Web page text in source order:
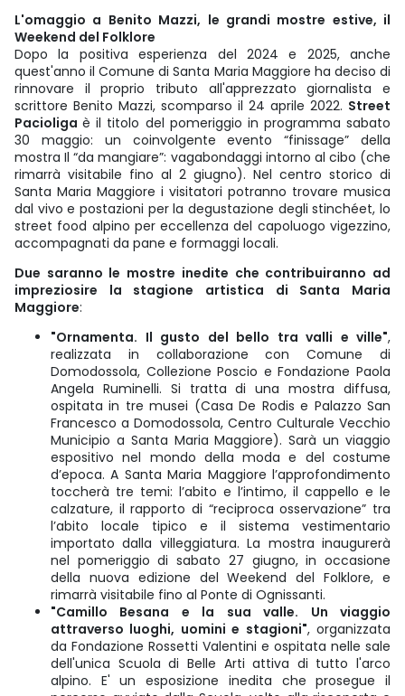
L'omaggio a Benito Mazzi, le grandi mostre estive, il
Weekend del Folklore
Dopo la positiva esperienza del 2024 e 2025, anche
quest'anno il Comune di Santa Maria Maggiore ha deciso di
rinnovare il proprio tributo all'apprezzato giornalista e
scrittore Benito Mazzi, scomparso il 24 aprile 2022. Street
Pacioligaè il titolo del pomeriggio in programma sabato
30 maggio: un coinvolgente evento “finissage” della
mostra Il “da mangiare”: vagabondaggi intorno al cibo (che
rimarrà visitabile fino al 2 giugno). Nel centro storico di
Santa Maria Maggiore i visitatori potranno trovare musica
dal vivo e postazioni per la degustazione degli stinchéet, lo
street food alpino per eccellenza del capoluogo vigezzino,
accompagnati da pane e formaggi locali.
Due saranno le mostre inedite che contribuiranno ad
impreziosire la stagione artistica di Santa Maria
Maggiore:
"Ornamenta. Il gusto del bello tra valli e ville",
realizzata in collaborazione con Comune di
Domodossola, Collezione Poscio e Fondazione Paola
Angela Ruminelli. Si tratta di una mostra diffusa,
ospitata in tre musei (Casa De Rodis e Palazzo San
Francesco a Domodossola, Centro Culturale Vecchio
Municipio a Santa Maria Maggiore). Sarà un viaggio
espositivo nel mondo della moda e del costume
d’epoca. A Santa Maria Maggiore l’approfondimento
toccherà tre temi: l’abito e l’intimo, il cappello e le
calzature, il rapporto di “reciproca osservazione” tra
l’abito locale tipico e il sistema vestimentario
importato dalla villeggiatura. La mostra inaugurerà
nel pomeriggio di sabato 27 giugno, in occasione
della nuova edizione del Weekend del Folklore, e
rimarrà visitabile fino al Ponte di Ognissanti.
"Camillo Besana e la sua valle. Un viaggio
attraverso luoghi, uomini e stagioni", organizzata
da Fondazione Rossetti Valentini e ospitata nelle sale
dell'unica Scuola di Belle Arti attiva di tutto l'arco
alpino. E' un esposizione inedita che prosegue il